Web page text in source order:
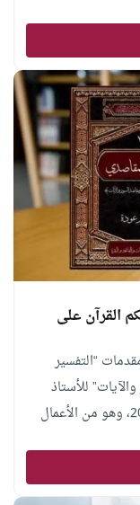
(2): كيف يحكم القرآن على
“التفسير
للأستاذ
الدكتور جاسر عودة، في طبعته التجريبية 2026، وهو من الأعمال
المرجع الأعلى
الكتاب